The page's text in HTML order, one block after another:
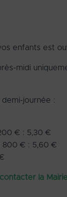
enfants est
midi
journée :
€ : 5,30 €
800 € : 5,60 €
contacter la Mairie